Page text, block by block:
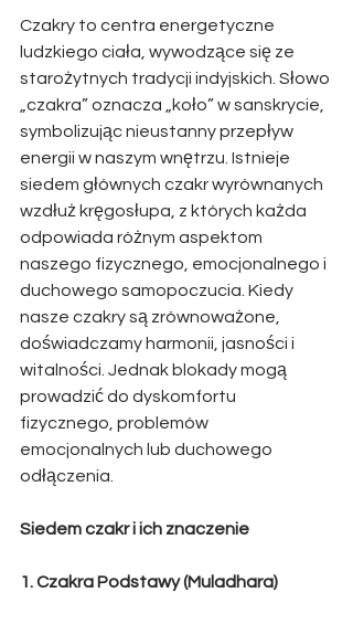
Czakry to centra energetyczne
ludzkiego ciała, wywodzące się ze
starożytnych tradycji indyjskich. Słowo
„czakra” oznacza „koło” w sanskrycie,
symbolizując nieustanny przepływ
energii w naszym wnętrzu. Istnieje
siedem głównych czakr wyrównanych
wzdłuż kręgosłupa, z których każda
odpowiada różnym aspektom
naszego fizycznego, emocjonalnego i
duchowego samopoczucia. Kiedy
nasze czakry są zrównoważone,
doświadczamy harmonii, jasności i
witalności. Jednak blokady mogą
prowadzić do dyskomfortu
fizycznego, problemów
emocjonalnych lub duchowego
odłączenia.
Siedem czakr i ich znaczenie
1. Czakra Podstawy (Muladhara)